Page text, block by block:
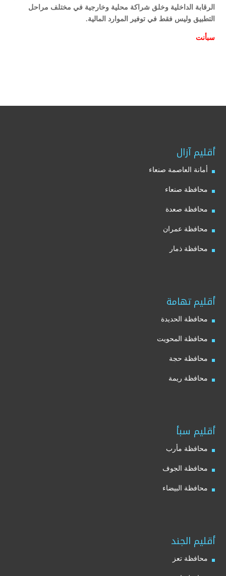
الرقابة الداخلية وخلق شراكة محلية وخارجية في مختلف مراحل
التطبيق وليس فقط في توفير الموارد المالية.
سبأنت
أقليم آزال
أمانة العاصمة صنعاء
محافظة صنعاء
محافظة صعدة
محافظة عمران
محافظة ذمار
أقليم تهامة
محافظة الحديدة
محافظة المحويت
محافظة حجة
محافظة ريمة
أقليم سبأ
محافظة مأرب
محافظة الجوف
محافظة البيضاء
أقليم الجند
محافظة تعز